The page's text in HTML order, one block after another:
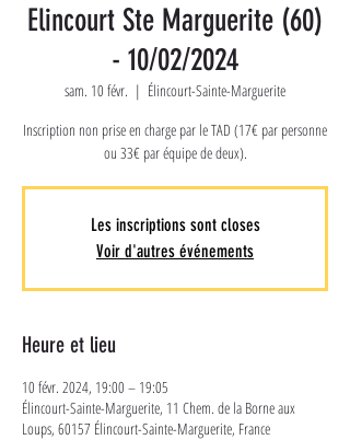
Elincourt Ste Marguerite (60)
- 10/02/2024
sam. 10 févr.
  |
Élincourt-Sainte-Marguerite
Inscription non prise en charge par le TAD (17€ par personne
ou 33€ par équipe de deux).
Les inscriptions sont closes
Voir d'autres événements
Heure et lieu
10 févr. 2024, 19:00 – 19:05
Élincourt-Sainte-Marguerite, 11 Chem. de la Borne aux
Loups, 60157 Élincourt-Sainte-Marguerite, France